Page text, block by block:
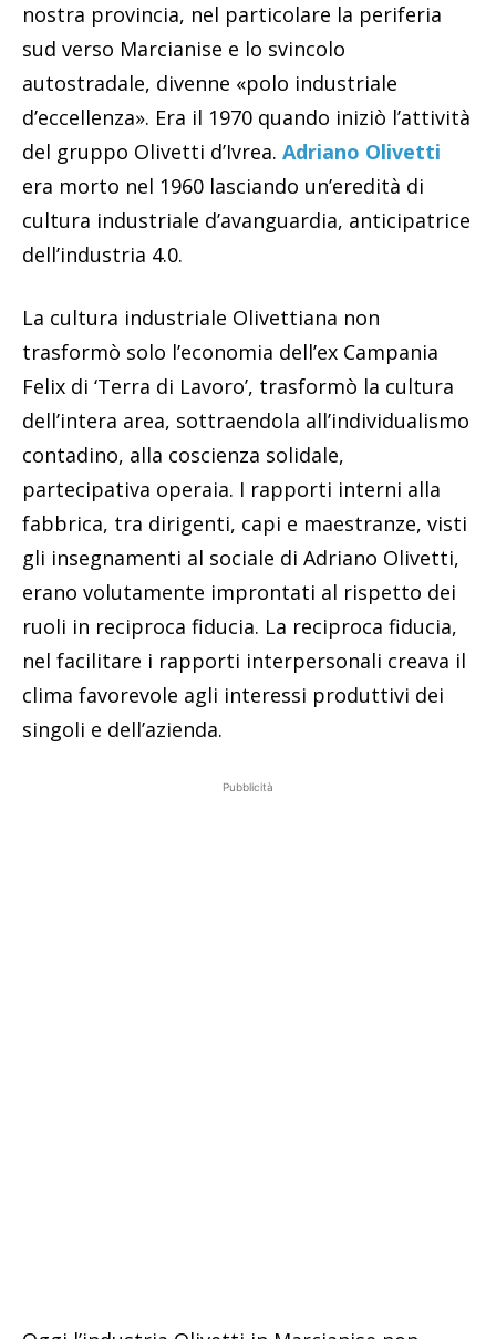
nostra provincia, nel particolare la periferia
sud verso Marcianise e lo svincolo
autostradale, divenne «polo industriale
d’eccellenza». Era il 1970 quando iniziò l’attività
del gruppo Olivetti d’Ivrea. Adriano Olivetti
era morto nel 1960 lasciando un’eredità di
cultura industriale d’avanguardia, anticipatrice
dell’industria 4.0.
La cultura industriale Olivettiana non
trasformò solo l’economia dell’ex Campania
Felix di ‘Terra di Lavoro’, trasformò la cultura
dell’intera area, sottraendola all’individualismo
contadino, alla coscienza solidale,
partecipativa operaia. I rapporti interni alla
fabbrica, tra dirigenti, capi e maestranze, visti
gli insegnamenti al sociale di Adriano Olivetti,
erano volutamente improntati al rispetto dei
ruoli in reciproca fiducia. La reciproca fiducia,
nel facilitare i rapporti interpersonali creava il
clima favorevole agli interessi produttivi dei
singoli e dell’azienda.
Pubblicità